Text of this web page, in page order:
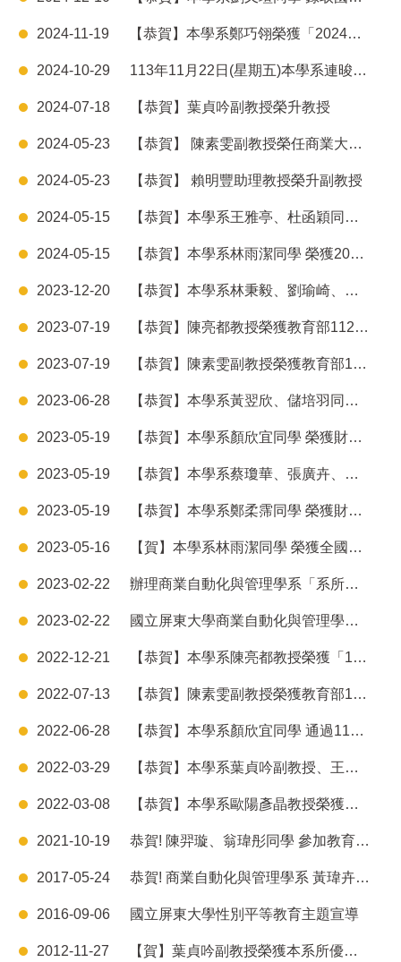
2024-11-19 【恭賀】本學系鄭巧翎榮獲「2024崇越論文大賞競賽」碩士組 佳作論文獎
2024-10-29 113年11月22日(星期五)本學系連晙淇學長經驗分享交流座談會
2024-07-18 【恭賀】葉貞吟副教授榮升教授
2024-05-23 【恭賀】 陳素雯副教授榮任商業大數據學系系主任
2024-05-23 【恭賀】 賴明豐助理教授榮升副教授
2024-05-15 【恭賀】本學系王雅亭、杜函穎同學榮獲財團法人電腦技能基金會112學年度獎學金榮譽
2024-05-15 【恭賀】本學系林雨潔同學 榮獲2024全國大專校院運動會游泳項目二金一銀
2023-12-20 【恭賀】本學系林秉毅、劉瑜崎、王卉蓁、謝羱翔、陳鈴臻同學 榮獲2023年全國大數據分析校園創新競賽，指導老師葉貞吟副教授
2023-07-19 【恭賀】陳亮都教授榮獲教育部112學年度「教學實踐研究計畫」補助
2023-07-19 【恭賀】陳素雯副教授榮獲教育部112學年度「教學實踐研究計畫」補助
2023-06-28 【恭賀】本學系黃翌欣、儲培羽同學 通過112年度國科會大專生研究計畫
2023-05-19 【恭賀】本學系顏欣宜同學 榮獲財團法人中華民國電腦技能基金會111學年度數位能力-TQC單科應用別優等獎學金
2023-05-19 【恭賀】本學系蔡瓊華、張廣卉、盧曉芸同學 榮獲財團法人中華民國電腦技能基金會111學年度數位能力-EEC專業人員別(助理規劃師、資料分析師、應用師)優等獎學金
2023-05-19 【恭賀】本學系鄭柔霈同學 榮獲財團法人中華民國電腦技能基金會111學年度數位能力-EEC專業人員別(規劃師、顧問師)優等獎學金
2023-05-16 【賀】本學系林雨潔同學 榮獲全國大專校院運動會游泳項目一金一銀
2023-02-22 辦理商業自動化與管理學系「系所更名說明會」
2023-02-22 國立屏東大學商業自動化與管理學系「系所更名說明會」簡報
2022-12-21 【恭賀】本學系陳亮都教授榮獲「111年度研究績優教師」
2022-07-13 【恭賀】陳素雯副教授榮獲教育部111學年度「教學實踐研究計畫」補助
2022-06-28 【恭賀】本學系顏欣宜同學 通過111年度科技部大專生研究計畫
2022-03-29 【恭賀】本學系葉貞吟副教授、王愉婷同學參加中華企業資源規劃學會辦理「2022國際大數據與ERP學術及實務研討會」榮獲「研討會論文獎」第一名
2022-03-08 【恭賀】本學系歐陽彥晶教授榮獲「110年度產學合作績優教師」
2021-10-19 恭賀! 陳羿璇、翁瑋彤同學 參加教育部青年發展署辦理「110年青年暑期社區職場體驗計畫 」 獲得高雄場社區產業第一名
2017-05-24 恭賀! 商業自動化與管理學系 黃瑋卉同學 榮獲「財團法人電腦技能基金會」獎學金榮譽
2016-09-06 國立屏東大學性別平等教育主題宣導
2012-11-27 【賀】葉貞吟副教授榮獲本系所優良教師